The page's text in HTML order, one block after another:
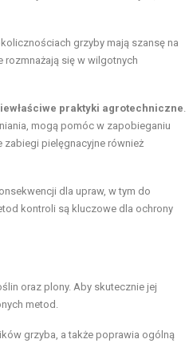
grzyby mają szansę na
się w wilgotnych
praktyki agrotechniczne
mogą pomóc w zapobieganiu
pielęgnacyjne również
dla upraw, w tym do
kontroli są kluczowe dla ochrony
oraz plony. Aby skutecznie jej
metod.
grzyba, a także poprawia ogólną